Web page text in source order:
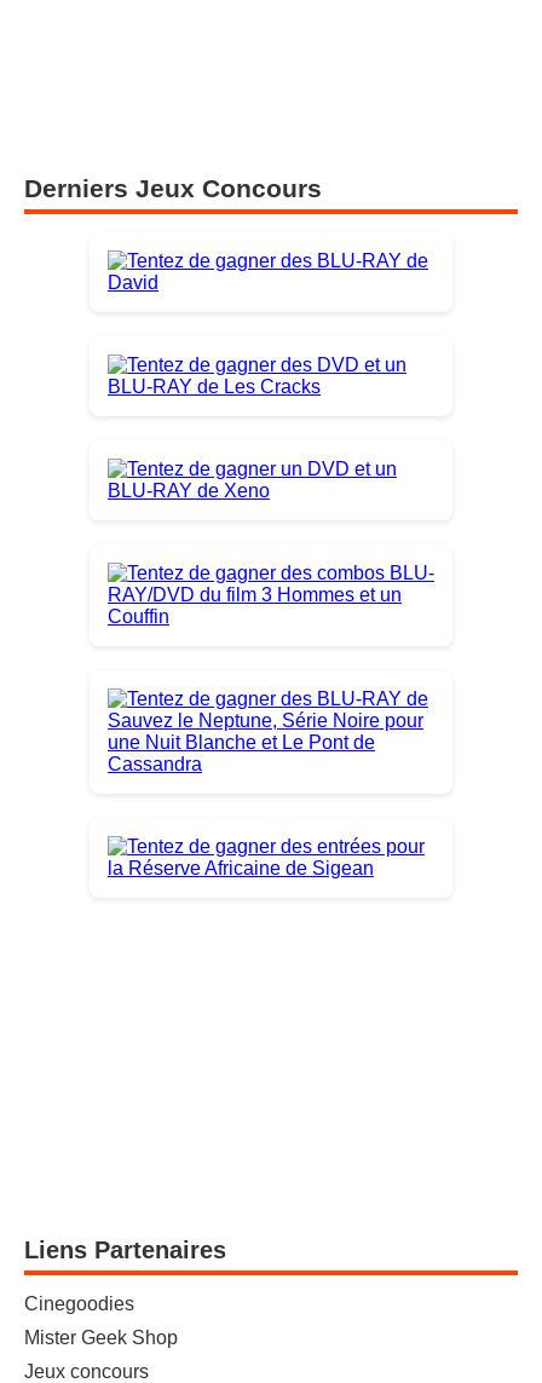
Derniers Jeux Concours
Liens Partenaires
Cinegoodies
Mister Geek Shop
Jeux concours